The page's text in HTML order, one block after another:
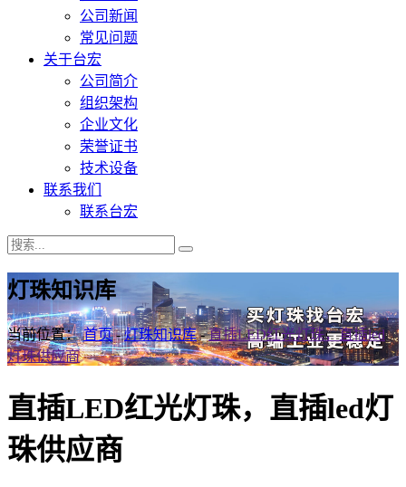
公司新闻
常见问题
关于台宏
公司简介
组织架构
企业文化
荣誉证书
技术设备
联系我们
联系台宏
灯珠知识库
当前位置：首页-灯珠知识库-直插LED红光灯珠，直插led
灯珠供应商
直插LED红光灯珠，直插led灯
珠供应商